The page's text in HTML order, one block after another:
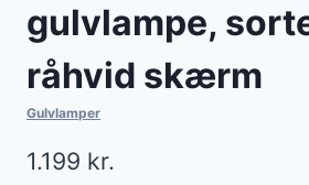
gulvlampe,
råhvid skærm
Gulvlamper
1.199 kr.